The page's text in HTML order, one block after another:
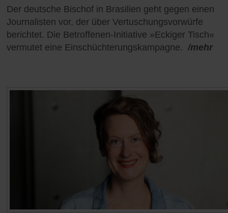
Der deutsche Bischof in Brasilien geht gegen einen
Journalisten vor, der über Vertuschungsvorwürfe
berichtet. Die Betroffenen-Initiative »Eckiger Tisch«
vermutet eine Einschüchterungskampagne. /mehr